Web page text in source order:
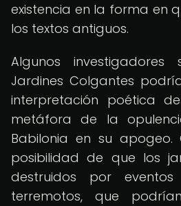
existencia en la forma en
los textos antiguos.
Algunos
Jardines Colgantes
interpretación poética
metáfora de la
Babilonia en su
posibilidad de que los
destruidos por
terremotos, que